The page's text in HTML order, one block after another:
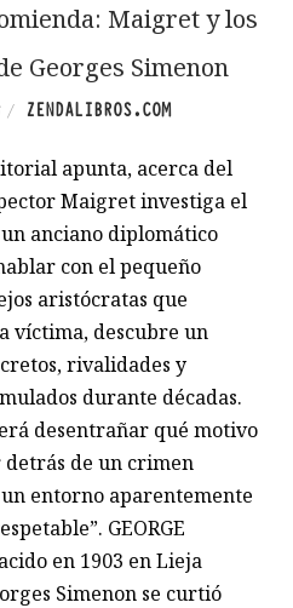
Maigret y los
Georges Simenon
/ ZENDALIBROS.COM
apunta, acerca del
Maigret investiga el
anciano diplomático
con el pequeño
aristócratas que
víctima, descubre un
rivalidades y
durante décadas.
desentrañar qué motivo
de un crimen
entorno aparentemente
GEORGE
en 1903 en Lieja
Simenon se curtió